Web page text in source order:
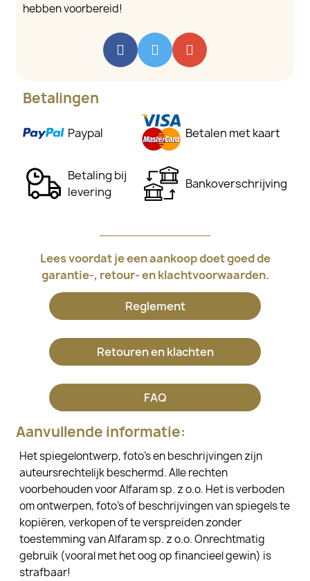
hebben voorbereid!
Betalingen
Paypal Betalen met kaart
Betaling bij
levering
Bankoverschrijving
Lees voordat je een aankoop doet goed de
garantie-, retour- en klachtvoorwaarden.
Reglement
Retouren en klachten
FAQ
Aanvullende informatie:
Het spiegelontwerp, foto's en beschrijvingen zijn
auteursrechtelijk beschermd. Alle rechten
voorbehouden voor Alfaram sp. z o.o. Het is verboden
om ontwerpen, foto's of beschrijvingen van spiegels te
kopiëren, verkopen of te verspreiden zonder
toestemming van Alfaram sp. z o.o. Onrechtmatig
gebruik (vooral met het oog op financieel gewin) is
strafbaar!